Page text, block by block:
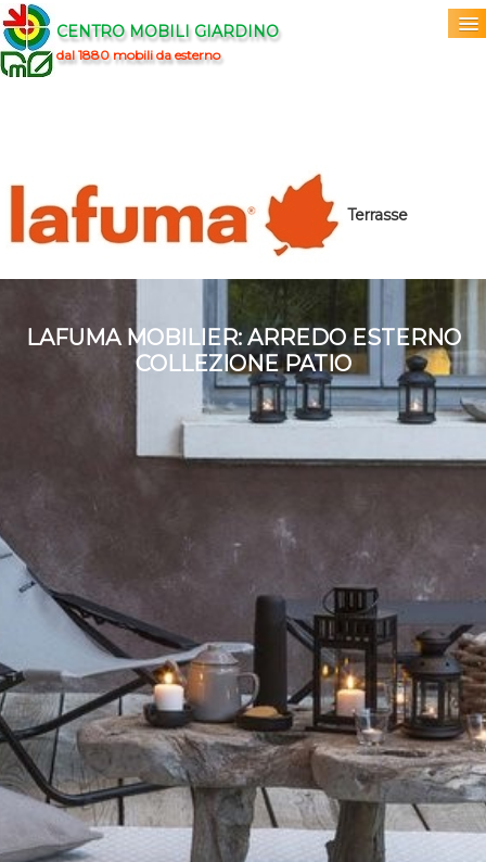
CENTRO MOBILI GIARDINO
dal 1880 mobili da esterno
Marchi▼ Terrasse
LAFUMA MOBILIER: ARREDO ESTERNO
COLLEZIONE PATIO